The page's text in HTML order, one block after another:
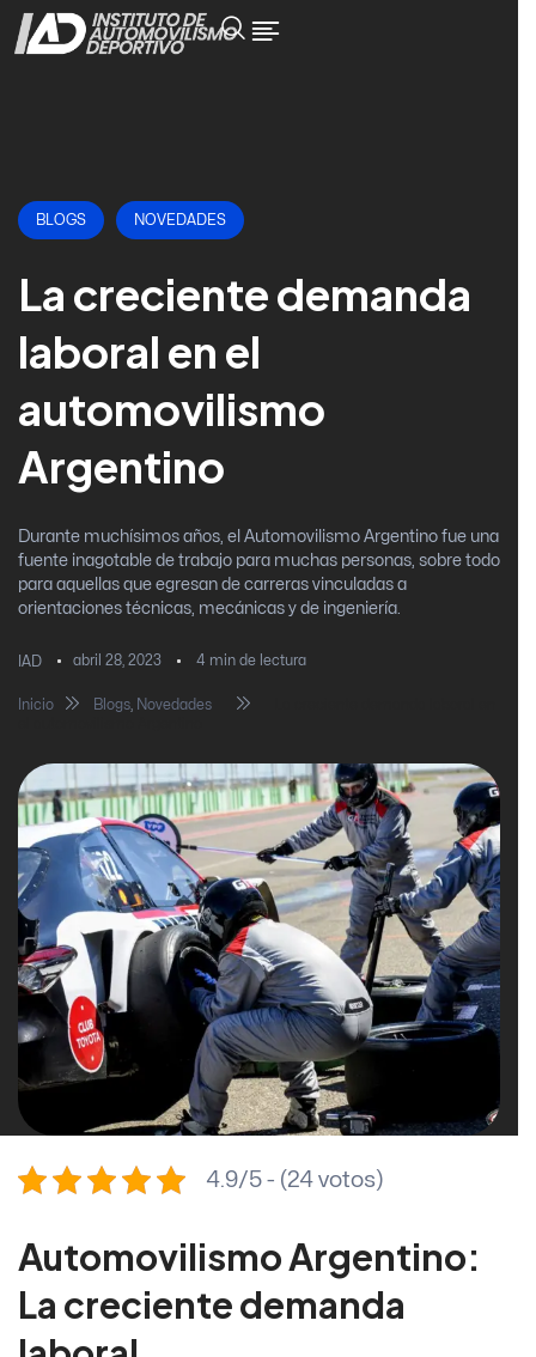
BLOGS NOVEDADES
La creciente demanda
laboral en el
automovilismo
Argentino
Durante muchísimos años, el Automovilismo Argentino fue una
fuente inagotable de trabajo para muchas personas, sobre todo
para aquellas que egresan de carreras vinculadas a
orientaciones técnicas, mecánicas y de ingeniería.
IAD abril 28, 2023 4 min de lectura
Inicio Blogs, Novedades
4.9/5 - (24 votos)
Automovilismo Argentino:
La creciente demanda